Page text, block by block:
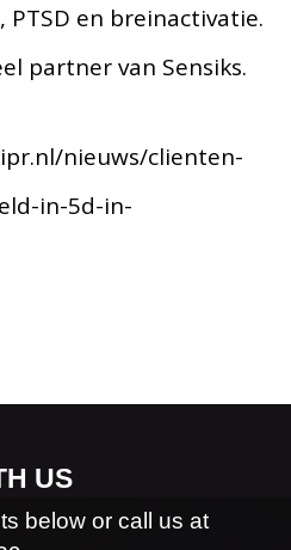
en breinactivatie.
partner van Sensiks.
nieuws/clienten-
in-5d-in-